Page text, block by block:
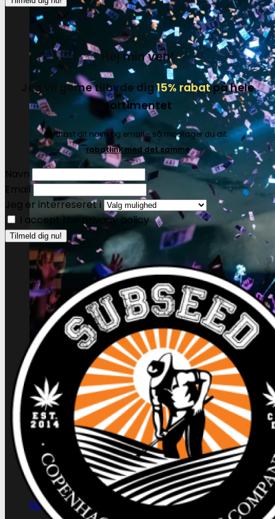
Oplev alle vores tests her
Hej min ven!
Jeg vil gerne tilbyde dig15% rabatpå hele
sortimentet
Indtast dit navn og email - så modtager du dit
rabatlink med det samme
Navn
Email
Jeg er interreseret i
I accept the privacy policy